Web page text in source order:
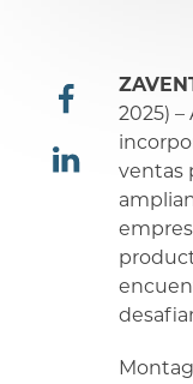
2025)
ventas